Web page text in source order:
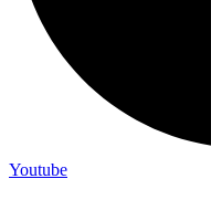
Youtube